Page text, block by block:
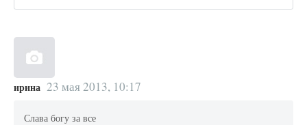
ирина 23 мая 2013, 10:17
Слава богу за все